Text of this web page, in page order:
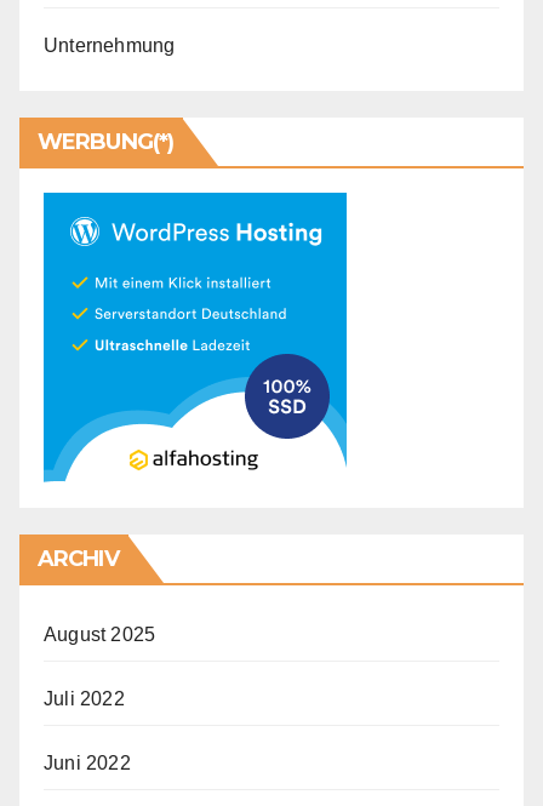
Unternehmung
WERBUNG(*)
ARCHIV
August 2025
Juli 2022
Juni 2022